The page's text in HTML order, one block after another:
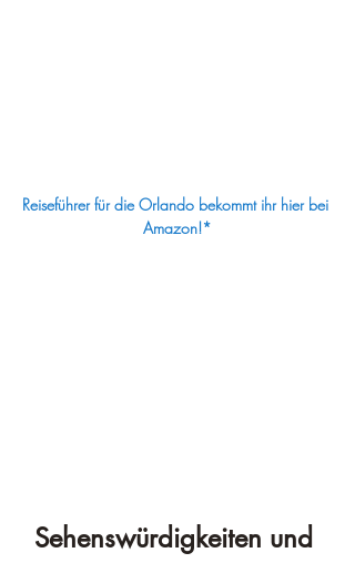
Reiseführer für die Orlando bekommt ihr hier bei
Amazon!*
Sehenswürdigkeiten und